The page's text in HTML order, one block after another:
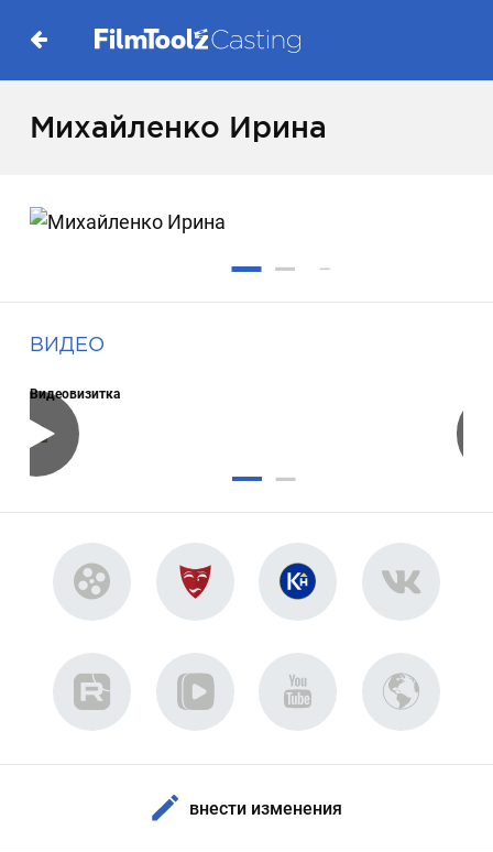
Михайленко Ирина
ВИДЕО
Видеовизитка
внести изменения